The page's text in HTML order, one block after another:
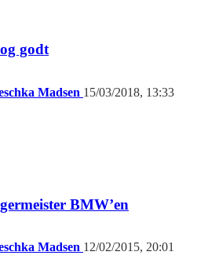
godt
Madsen 15/03/2018, 13:33
BMW’en
Madsen 12/02/2015, 20:01